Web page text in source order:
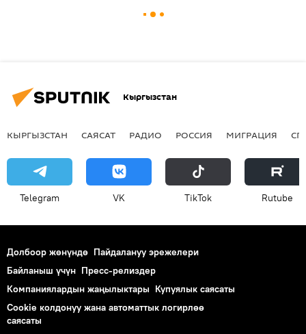
Кыргызстан
КЫРГЫЗСТАН САЯСАТ РАДИО РОССИЯ МИГРАЦИЯ
Telegram VK ТikТоk Rutube
Долбоор жөнүндө Пайдалануу эрежелери
Байланыш үчүн Пресс-релиздер
Компаниялардын жаңылыктары Купуялык саясаты
Cookie колдонуу жана автоматтык логирлөө
саясаты